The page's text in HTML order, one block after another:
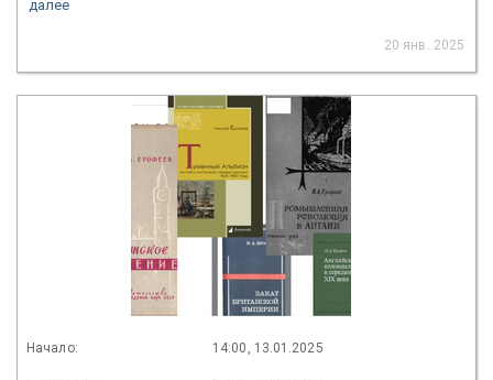
далее
20 янв. 2025
Начало: 14:00, 13.01.2025